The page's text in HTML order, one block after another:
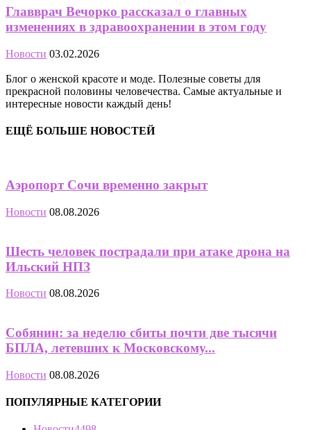
Главврач Вечорко рассказал о главных
изменениях в здравоохранении в этом году
Новости 03.02.2026
Блог о женской красоте и моде. Полезные советы для
прекрасной половины человечества. Самые актуальные и
интересные новости каждый день!
ЕЩЁ БОЛЬШЕ НОВОСТЕЙ
Аэропорт Сочи временно закрыт
Новости 08.08.2026
Шесть человек пострадали при атаке дрона на
Ильский НПЗ
Новости 08.08.2026
Собянин: за неделю сбиты почти две тысячи
БПЛА, летевших к Московскому...
Новости 08.08.2026
ПОПУЛЯРНЫЕ КАТЕГОРИИ